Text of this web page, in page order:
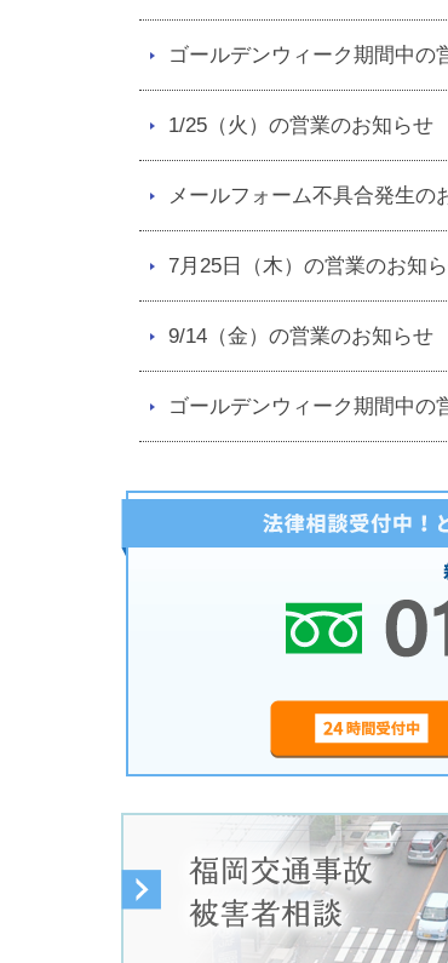
ゴールデンウィーク期間中の
1/25（火）の営業のお知らせ
メールフォーム不具合発生の
7月25日（木）の営業のお知
9/14（金）の営業のお知らせ
ゴールデンウィーク期間中の